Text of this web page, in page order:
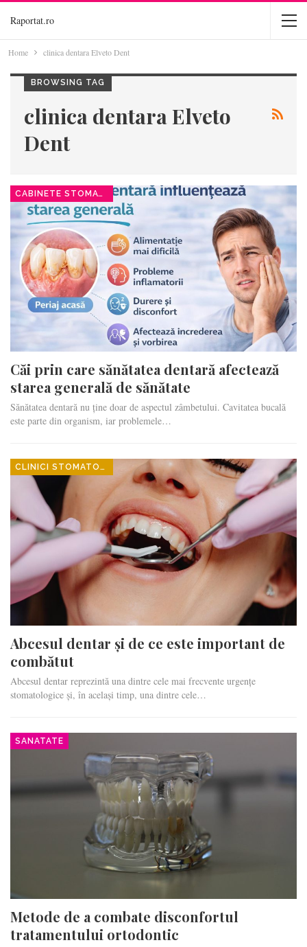
Raportat.ro
Home clinica dentara Elveto Dent
BROWSING TAG
clinica dentara Elveto
Dent
CABINETE STOMATOLOGICE
Căi prin care sănătatea dentară afectează
starea generală de sănătate
Sănătatea dentară nu ține doar de aspectul zâmbetului. Cavitatea bucală
este parte din organism, iar problemele…
CLINICI STOMATOLOGICE
Abcesul dentar și de ce este important de
combătut
Abcesul dentar reprezintă una dintre cele mai frecvente urgențe
stomatologice și, în același timp, una dintre cele…
SANATATE
Metode de a combate disconfortul
tratamentului ortodontic